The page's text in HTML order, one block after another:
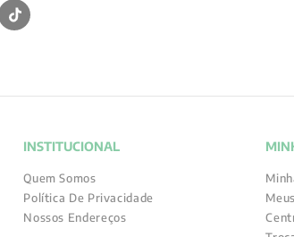
INSTITUCIONAL
Quem Somos
Política De Privacidade
Nossos Endereços